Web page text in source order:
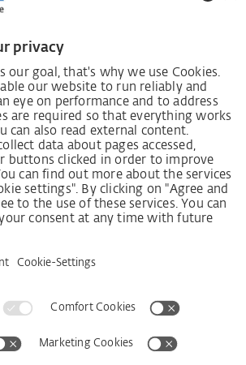
péči dodavatelského řetězce
Menschenrechtsstrategie